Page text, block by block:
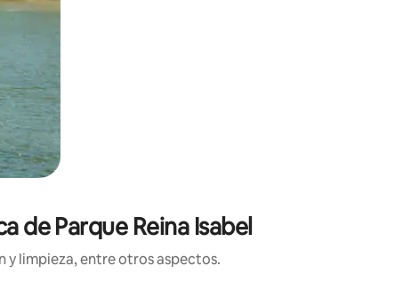
de Parque Reina Isabel
y limpieza, entre otros aspectos.